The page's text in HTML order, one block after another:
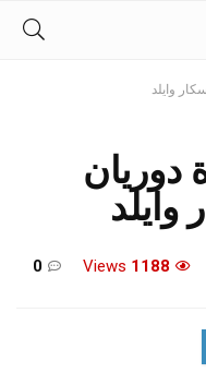
وايلد
وايلد
1188
0